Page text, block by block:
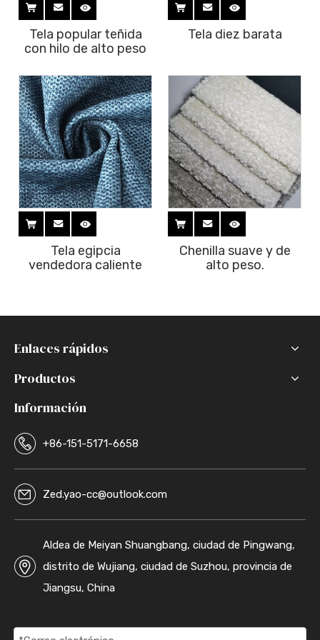
Tela popular teñida
con hilo de alto peso
Tela diez barata
Tela egipcia
vendedora caliente
Chenilla suave y de
alto peso.
Enlaces rápidos
Productos
Información
+86-151-5171-6658
Zed.yao-cc@outlook.com
Aldea de Meiyan Shuangbang, ciudad de Pingwang,
distrito de Wujiang, ciudad de Suzhou, provincia de
Jiangsu, China